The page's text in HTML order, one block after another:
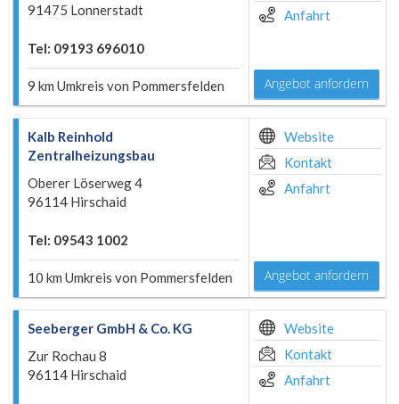
91475 Lonnerstadt
Tel: 09193 696010
9 km Umkreis von Pommersfelden
Anfahrt
Angebot anfordern
Kalb Reinhold
Zentralheizungsbau
Oberer Löserweg 4
96114 Hirschaid
Tel: 09543 1002
10 km Umkreis von Pommersfelden
Website
Kontakt
Anfahrt
Angebot anfordern
Seeberger GmbH & Co. KG
Zur Rochau 8
96114 Hirschaid
Website
Kontakt
Anfahrt